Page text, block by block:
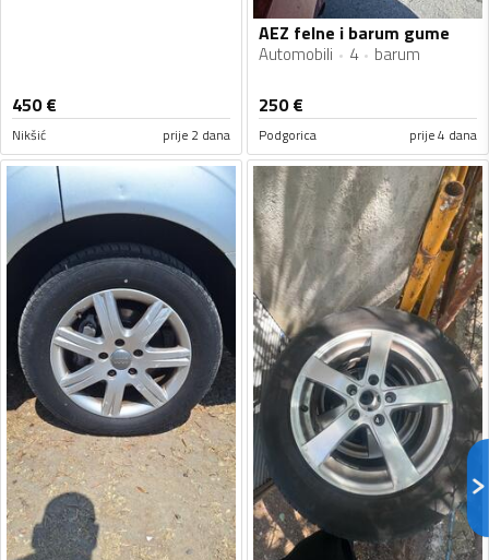
450€
Nikšić prije 2 dana
AEZ felne i barum gume
Automobili 4 barum
250€
Podgorica prije 4 dana